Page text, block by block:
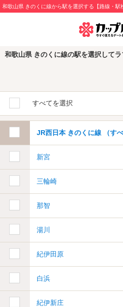
和歌山県 きのくに線から駅を選択する【路線・駅
和歌山県 きのくに線の駅を選択して
すべてを選択
JR西日本 きのくに線 （すべ
新宮
三輪崎
那智
湯川
紀伊田原
白浜
紀伊新庄